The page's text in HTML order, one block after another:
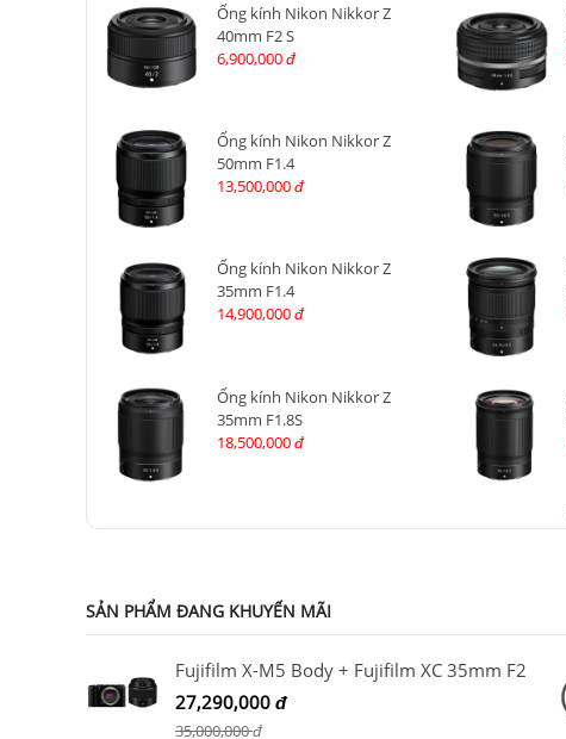
Ống kính Nikon Nikkor Z
40mm F2 S
6,900,000 đ
Ống kính Nikon Nikkor Z
50mm F1.4
13,500,000 đ
Ống kính Nikon Nikkor Z
35mm F1.4
14,900,000 đ
Ống kính Nikon Nikkor Z
35mm F1.8S
18,500,000 đ
SẢN PHẨM ĐANG KHUYẾN MÃI
Fujifilm X-M5 Body + Fujifilm XC 35mm F2
27,290,000 đ
35,000,000đ